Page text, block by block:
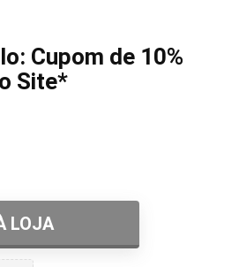
Cupom de 10%
Site*
LOJA